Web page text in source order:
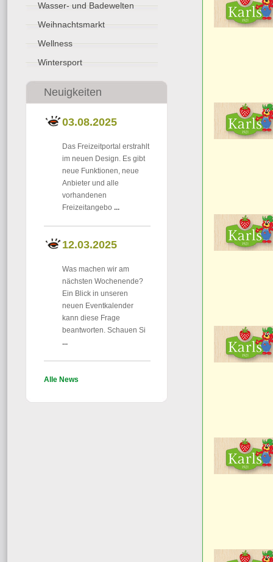
Wasser- und Badewelten
Weihnachtsmarkt
Wellness
Wintersport
Neuigkeiten
03.08.2025
Das Freizeitportal erstrahlt
im neuen Design. Es gibt
neue Funktionen, neue
Anbieter und alle
vorhandenen
Freizeitangebo ...
12.03.2025
Was machen wir am
nächsten Wochenende?
Ein Blick in unseren
neuen Eventkalender
kann diese Frage
beantworten. Schauen Si
...
Alle News